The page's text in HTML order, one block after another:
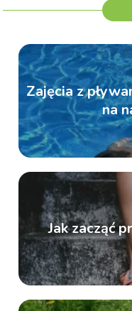
Zajęcia z
na
Jak zacząć